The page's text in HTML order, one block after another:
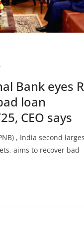
Bank eyes
loan
CEO says
, India second
aims to recover bad
LATEST NEWS
दिवस
February 27,